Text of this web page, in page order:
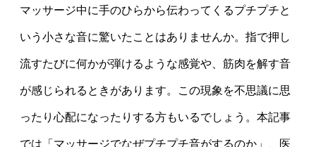
マッサージ中に手のひらから伝わってくるプチプチと
いう小さな音に驚いたことはありませんか。指で押し
流すたびに何かが弾けるような感覚や、筋肉を解す音
が感じられるときがあります。この現象を不思議に思
ったり心配になったりする方もいるでしょう。本記事
では「マッサージでなぜプチプチ音がするのか」、医